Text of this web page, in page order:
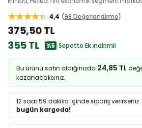
4,4
98 Değerlendirme
375,50 TL
355 TL
%5 Sepette Ek İndirimli
Bu ürünü satın aldığınızda 24,85 TL
kazanacaksınız.
12 saat 59 dakika içinde sipariş verirseniz
bugün kargoda!